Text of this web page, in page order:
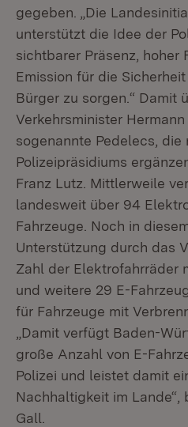
gegeben. „Die
unterstützt die Idee der
sichtbarer Präsenz,
Emission für die
Bürger zu sorgen.“ Damit
Verkehrsminister
sogenannte Pedelecs, die
Polizeipräsidiums
Franz Lutz. Mittlerweile
landesweit über 94
Fahrzeuge. Noch in
Unterstützung durch das
Zahl der Elektrofahrräder
und weitere 29 E-
für Fahrzeuge mit
„Damit verfügt Baden-
große Anzahl von E-
Polizei und leistet damit
Nachhaltigkeit im Lande“,
Gall.